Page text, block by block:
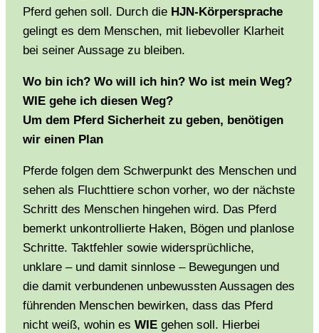
Pferd gehen soll. Durch die HJN-Körpersprache
gelingt es dem Menschen, mit liebevoller Klarheit
bei seiner Aussage zu bleiben.
Wo bin ich? Wo will ich hin? Wo ist mein Weg?
WIE gehe ich diesen Weg?
Um dem Pferd Sicherheit zu geben, benötigen
wir einen Plan
Pferde folgen dem Schwerpunkt des Menschen und
sehen als Fluchttiere schon vorher, wo der nächste
Schritt des Menschen hingehen wird. Das Pferd
bemerkt unkontrollierte Haken, Bögen und planlose
Schritte. Taktfehler sowie widersprüchliche,
unklare – und damit sinnlose – Bewegungen und
die damit verbundenen unbewussten Aussagen des
führenden Menschen bewirken, dass das Pferd
nicht weiß, wohin es WIE gehen soll. Hierbei